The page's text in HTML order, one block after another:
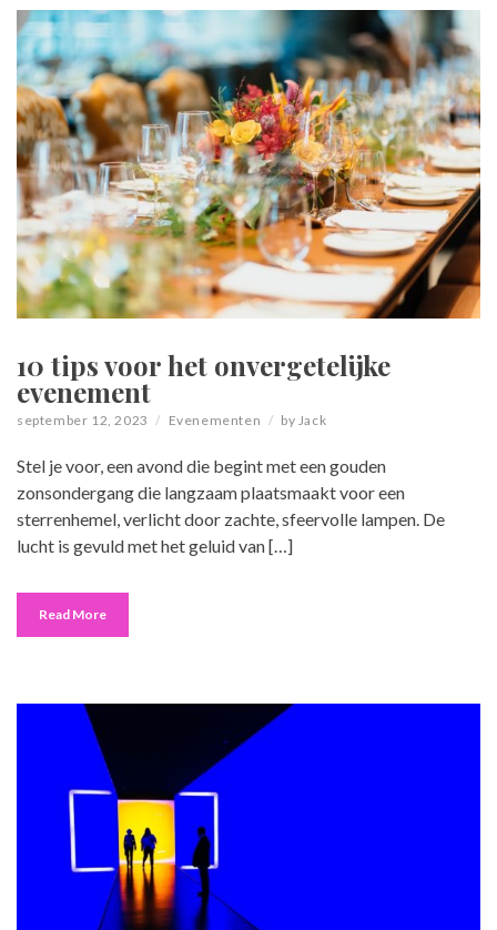
10 tips voor het onvergetelijke
evenement
september 12, 2023 Evenementen by Jack
Stel je voor, een avond die begint met een gouden
zonsondergang die langzaam plaatsmaakt voor een
sterrenhemel, verlicht door zachte, sfeervolle lampen. De
lucht is gevuld met het geluid van […]
Read More